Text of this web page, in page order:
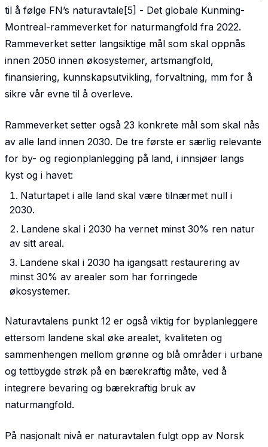
til å følge FN’s naturavtale[5] - Det globale Kunming-
Montreal-rammeverket for naturmangfold fra 2022.
Rammeverket setter langsiktige mål som skal oppnås
innen 2050 innen økosystemer, artsmangfold,
finansiering, kunnskapsutvikling, forvaltning, mm for å
sikre vår evne til å overleve.
Rammeverket setter også 23 konkrete mål som skal nås
av alle land innen 2030. De tre første er særlig relevante
for by- og regionplanlegging på land, i innsjøer langs
kyst og i havet:
Naturtapet i alle land skal være tilnærmet null i
2030.
Landene skal i 2030 ha vernet minst 30% ren natur
av sitt areal.
Landene skal i 2030 ha igangsatt restaurering av
minst 30% av arealer som har forringede
økosystemer.
Naturavtalens punkt 12 er også viktig for byplanleggere
ettersom landene skal øke arealet, kvaliteten og
sammenhengen mellom grønne og blå områder i urbane
og tettbygde strøk på en bærekraftig måte, ved å
integrere bevaring og bærekraftig bruk av
naturmangfold.
På nasjonalt nivå er naturavtalen fulgt opp av Norsk